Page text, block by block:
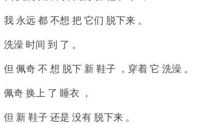
我 永远 都 不想 把 它们 脱下来 。
洗澡 时间 到 了 。
但 佩奇 不 想 脱下 新 鞋子 ，穿着 它 洗澡 。
佩奇 换上 了 睡衣 ，
但 新 鞋子 还是 没有 脱下来 。